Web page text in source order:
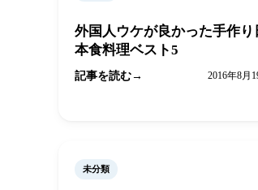
外国人ウケが良かった手作り
本食料理ベスト5
記事を読む 2016年8月
未分類